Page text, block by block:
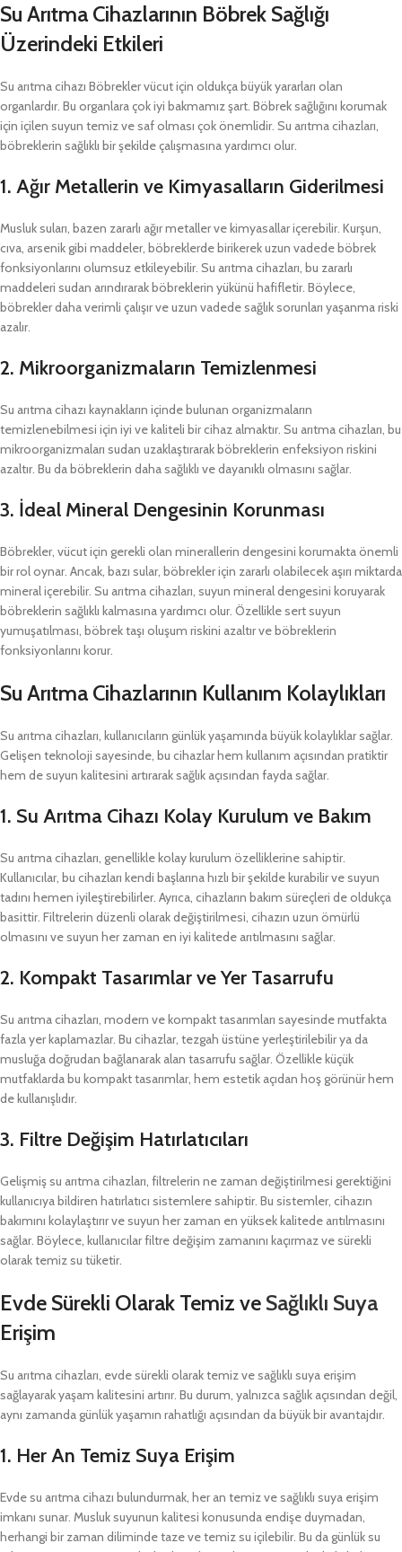
Su Arıtma Cihazlarının Böbrek Sağlığı
Üzerindeki Etkileri
Su arıtma cihazı Böbrekler vücut için oldukça büyük yararları olan
organlardır. Bu organlara çok iyi bakmamız şart. Böbrek sağlığını korumak
için içilen suyun temiz ve saf olması çok önemlidir. Su arıtma cihazları,
böbreklerin sağlıklı bir şekilde çalışmasına yardımcı olur.
1. Ağır Metallerin ve Kimyasalların Giderilmesi
Musluk suları, bazen zararlı ağır metaller ve kimyasallar içerebilir. Kurşun,
cıva, arsenik gibi maddeler, böbreklerde birikerek uzun vadede böbrek
fonksiyonlarını olumsuz etkileyebilir. Su arıtma cihazları, bu zararlı
maddeleri sudan arındırarak böbreklerin yükünü hafifletir. Böylece,
böbrekler daha verimli çalışır ve uzun vadede sağlık sorunları yaşanma riski
azalır.
2. Mikroorganizmaların Temizlenmesi
Su arıtma cihazı kaynakların içinde bulunan organizmaların
temizlenebilmesi için iyi ve kaliteli bir cihaz almaktır. Su arıtma cihazları, bu
mikroorganizmaları sudan uzaklaştırarak böbreklerin enfeksiyon riskini
azaltır. Bu da böbreklerin daha sağlıklı ve dayanıklı olmasını sağlar.
3. İdeal Mineral Dengesinin Korunması
Böbrekler, vücut için gerekli olan minerallerin dengesini korumakta önemli
bir rol oynar. Ancak, bazı sular, böbrekler için zararlı olabilecek aşırı miktarda
mineral içerebilir. Su arıtma cihazları, suyun mineral dengesini koruyarak
böbreklerin sağlıklı kalmasına yardımcı olur. Özellikle sert suyun
yumuşatılması, böbrek taşı oluşum riskini azaltır ve böbreklerin
fonksiyonlarını korur.
Su Arıtma Cihazlarının Kullanım Kolaylıkları
Su arıtma cihazları, kullanıcıların günlük yaşamında büyük kolaylıklar sağlar.
Gelişen teknoloji sayesinde, bu cihazlar hem kullanım açısından pratiktir
hem de suyun kalitesini artırarak sağlık açısından fayda sağlar.
1. Su Arıtma Cihazı Kolay Kurulum ve Bakım
Su arıtma cihazları, genellikle kolay kurulum özelliklerine sahiptir.
Kullanıcılar, bu cihazları kendi başlarına hızlı bir şekilde kurabilir ve suyun
tadını hemen iyileştirebilirler. Ayrıca, cihazların bakım süreçleri de oldukça
basittir. Filtrelerin düzenli olarak değiştirilmesi, cihazın uzun ömürlü
olmasını ve suyun her zaman en iyi kalitede arıtılmasını sağlar.
2. Kompakt Tasarımlar ve Yer Tasarrufu
Su arıtma cihazları, modern ve kompakt tasarımları sayesinde mutfakta
fazla yer kaplamazlar. Bu cihazlar, tezgah üstüne yerleştirilebilir ya da
musluğa doğrudan bağlanarak alan tasarrufu sağlar. Özellikle küçük
mutfaklarda bu kompakt tasarımlar, hem estetik açıdan hoş görünür hem
de kullanışlıdır.
3. Filtre Değişim Hatırlatıcıları
Gelişmiş su arıtma cihazları, filtrelerin ne zaman değiştirilmesi gerektiğini
kullanıcıya bildiren hatırlatıcı sistemlere sahiptir. Bu sistemler, cihazın
bakımını kolaylaştırır ve suyun her zaman en yüksek kalitede arıtılmasını
sağlar. Böylece, kullanıcılar filtre değişim zamanını kaçırmaz ve sürekli
olarak temiz su tüketir.
Evde Sürekli Olarak Temiz ve Sağlıklı Suya
Erişim
Su arıtma cihazları, evde sürekli olarak temiz ve sağlıklı suya erişim
sağlayarak yaşam kalitesini artırır. Bu durum, yalnızca sağlık açısından değil,
aynı zamanda günlük yaşamın rahatlığı açısından da büyük bir avantajdır.
1. Her An Temiz Suya Erişim
Evde su arıtma cihazı bulundurmak, her an temiz ve sağlıklı suya erişim
imkanı sunar. Musluk suyunun kalitesi konusunda endişe duymadan,
herhangi bir zaman diliminde taze ve temiz su içilebilir. Bu da günlük su